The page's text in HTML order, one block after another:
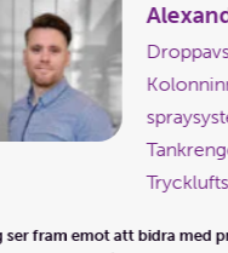
ser fram emot att bidra med